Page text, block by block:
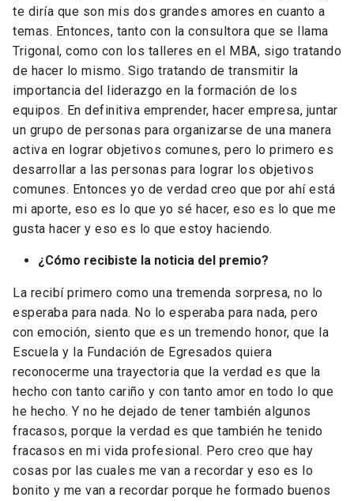
te diría que son mis dos grandes amores en cuanto a
temas. Entonces, tanto con la consultora que se llama
Trigonal, como con los talleres en el MBA, sigo tratando
de hacer lo mismo. Sigo tratando de transmitir la
importancia del liderazgo en la formación de los
equipos. En definitiva emprender, hacer empresa, juntar
un grupo de personas para organizarse de una manera
activa en lograr objetivos comunes, pero lo primero es
desarrollar a las personas para lograr los objetivos
comunes. Entonces yo de verdad creo que por ahí está
mi aporte, eso es lo que yo sé hacer, eso es lo que me
gusta hacer y eso es lo que estoy haciendo.
¿Cómo recibiste la noticia del premio?
La recibí primero como una tremenda sorpresa, no lo
esperaba para nada. No lo esperaba para nada, pero
con emoción, siento que es un tremendo honor, que la
Escuela y la Fundación de Egresados quiera
reconocerme una trayectoria que la verdad es que la
hecho con tanto cariño y con tanto amor en todo lo que
he hecho. Y no he dejado de tener también algunos
fracasos, porque la verdad es que también he tenido
fracasos en mi vida profesional. Pero creo que hay
cosas por las cuales me van a recordar y eso es lo
bonito y me van a recordar porque he formado buenos